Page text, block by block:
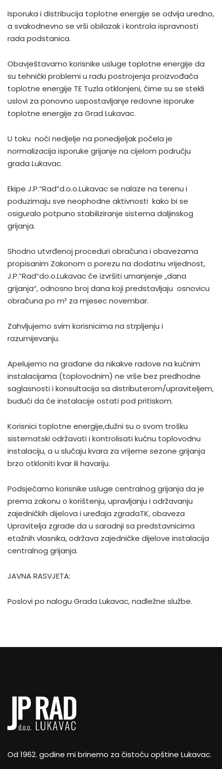
Isporuka i distribucija toplotne energije se odvija uredno,
a svakodnevno se vrši obilazak i kontrola ispravnosti
rada podstanica.
Obavještavamo korisnike usluge toplotne energije da
su tehnički problemi u radu postrojenja proizvođača
toplotne energije TE Tuzla otklonjeni, čime su se stekli
uslovi za ponovno uspostavljanje redovne isporuke
toplotne energije za Grad Lukavac.
U toku noći nedjelje na ponedjeljak počela je
normalizacija isporuke grijanje na cijelom području
grada Lukavac.
Ekipe J.P.“Rad“d.o.o.Lukavac se nalaze na terenu i
poduzimaju sve neophodne aktivnosti kako bi se
osiguralo potpuno stabiliziranje sistema daljinskog
grijanja.
Shodno utvrđenoj proceduri obračuna i obavezama
propisanim Zakonom o porezu na dodatnu vrijednost,
J.P.“Rad“do.o.Lukavac će izvršiti umanjenje „dana
grijanja“, odnosno broj dana koji predstavljaju osnovicu
obračuna po m² za mjesec novembar.
Zahvljujemo svim korisnicima na strpljenju i
razumijevanju.
Apelujemo na građane da nikakve radove na kućnim
instalacijama (toplovodnim) ne vrše bez predhodne
saglasnosti i konsultacija sa distributerom/upraviteljem,
budući da će instalacije ostati pod pritiskom.
Korisnici toplotne energije,dužni su o svom trošku
sistematski održavati i kontrolisati kućnu toplovodnu
instalaciju, a u slučaju kvara za vrijeme sezone grijanja
brzo otkloniti kvar ili havariju.
Podsjećamo korisnike usluge centralnog grijanja da je
prema zakonu o korištenju, upravljanju i održavanju
zajedničkih dijelova i uređaja zgradaTK, obaveza
Upravitelja zgrade da u saradnji sa predstavnicima
etažnih vlasnika, održava zajedničke dijelove instalacija
centralnog grijanja.
JAVNA RASVJETA:
Poslovi po nalogu Grada Lukavac, nadležne službe.
Od 1962. godine mi brinemo za čistoću opštine Lukavac.